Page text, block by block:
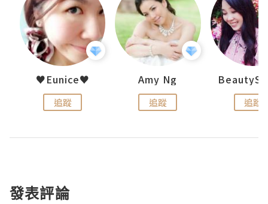
♥Eunice♥
追蹤
Amy Ng
追蹤 追蹤
發表評論